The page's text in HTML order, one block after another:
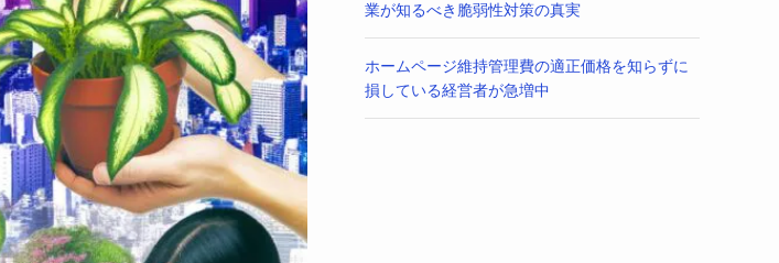
業が知るべき脆弱性対策の真実
ホームページ維持管理費の適正価格を知らずに
損している経営者が急増中